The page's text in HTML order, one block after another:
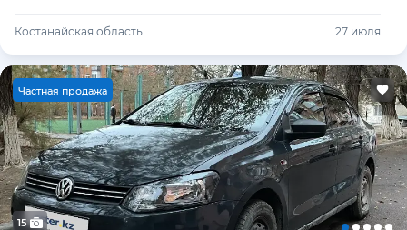
Костанайская область 27 июля
Частная продажа
15